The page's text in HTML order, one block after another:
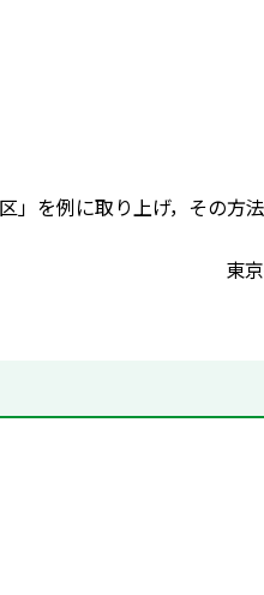
を例に取り上げ，その方
東